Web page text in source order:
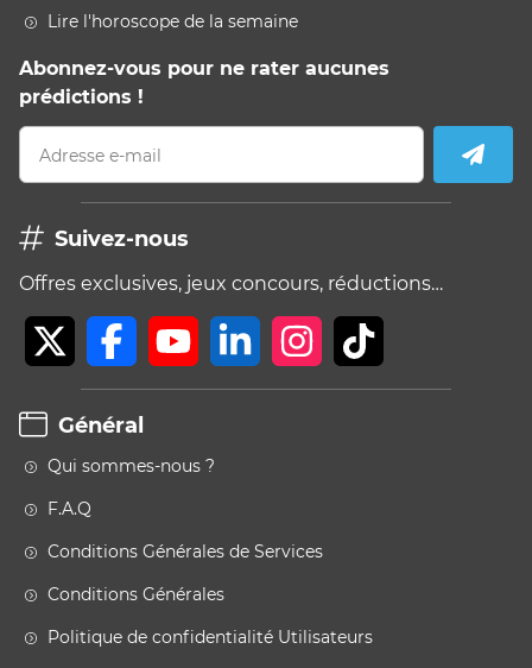
Lire l'horoscope de la semaine
Abonnez-vous pour ne rater aucunes
prédictions !
Adresse e-mail
Suivez-nous
Offres exclusives, jeux concours, réductions…
Général
Qui sommes-nous ?
F.A.Q
Conditions Générales de Services
Conditions Générales
Politique de confidentialité Utilisateurs